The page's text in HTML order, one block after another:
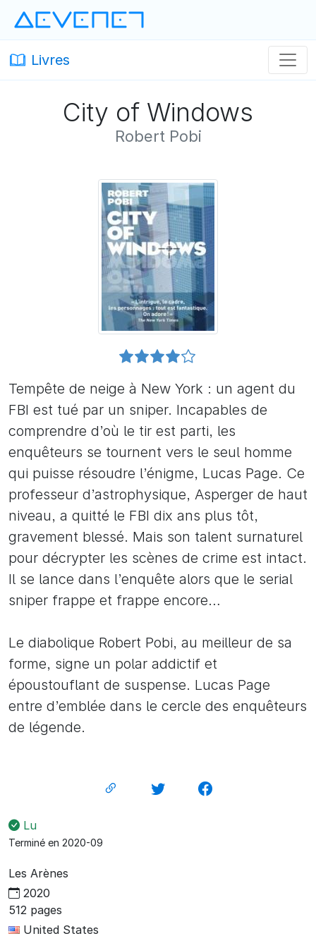
Livres
City of Windows
Robert Pobi
Tempête de neige à New York : un agent du
FBI est tué par un sniper. Incapables de
comprendre d’où le tir est parti, les
enquêteurs se tournent vers le seul homme
qui puisse résoudre l’énigme, Lucas Page. Ce
professeur d’astrophysique, Asperger de haut
niveau, a quitté le FBI dix ans plus tôt,
gravement blessé. Mais son talent surnaturel
pour décrypter les scènes de crime est intact.
Il se lance dans l’enquête alors que le serial
sniper frappe et frappe encore…
Le diabolique Robert Pobi, au meilleur de sa
forme, signe un polar addictif et
époustouflant de suspense. Lucas Page
entre d’emblée dans le cercle des enquêteurs
de légende.
Lu
Terminé en 2020-09
Les Arènes
2020
512 pages
United States